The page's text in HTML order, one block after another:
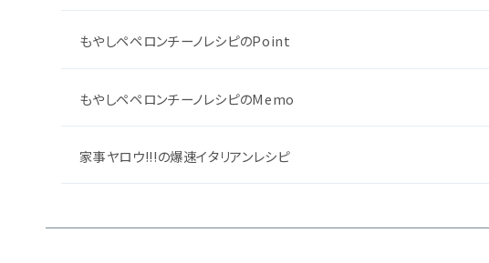
もやしペペロンチーノレシピのPoint
もやしペペロンチーノレシピのMemo
家事ヤロウ!!!の爆速イタリアンレシピ